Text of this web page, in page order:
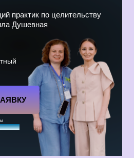
практик по целительству
Душевная